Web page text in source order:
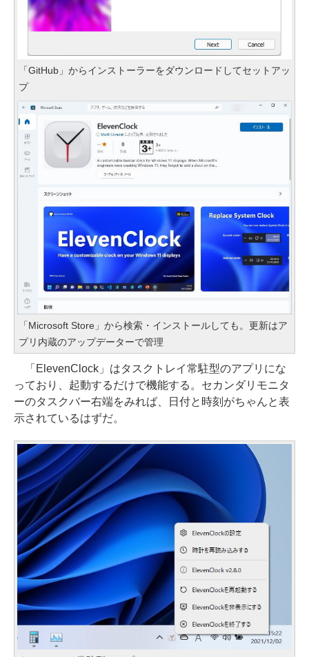
「GitHub」からインストーラーをダウンロードしてセットアッ
プ
「Microsoft Store」から検索・インストールしても。更新はア
プリ内蔵のアップデーターで管理
「ElevenClock」はタスクトレイ常駐型のアプリにな
っており、起動するだけで機能する。セカンダリモニタ
ーのタスクバー右端をみれば、日付と時刻がちゃんと表
示されているはずだ。